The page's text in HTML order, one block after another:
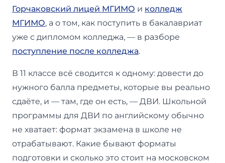
Горчаковский лицей МГИМО и колледж
МГИМО, а о том, как поступить в бакалавриат
уже с дипломом колледжа, — в разборе
поступление после колледжа.
В 11 классе всё сводится к одному: довести до
нужного балла предметы, которые вы реально
сдаёте, и — там, где он есть, — ДВИ. Школьной
программы для ДВИ по английскому обычно
не хватает: формат экзамена в школе не
отрабатывают. Какие бывают форматы
подготовки и сколько это стоит на московском